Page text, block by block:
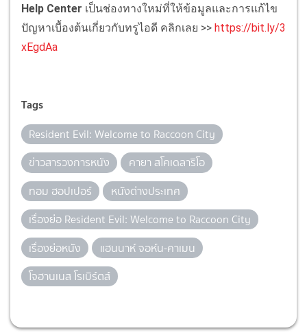
Help Center เป็นช่องทางใหม่ที่ให้ข้อมูลและการแก้ไข
ปัญหาเบื้องต้นเกี่ยวกับทรูไอดี คลิกเลย >> https://bit.ly/3
xEgdAa
Tags
Resident Evil: Welcome to Raccoon City
ข่าวสารวงการหนัง
คายา สโคเดลาริโอ
ทอม ฮอปเปอร์
หนังต่างประเทศ
เรื่องย่อ Resident Evil: Welcome to Raccoon City
เรื่องย่อหนัง
แฮนนาห์ จอห์น-คาเมน
โจฮานเนส โรเบิร์ตส์